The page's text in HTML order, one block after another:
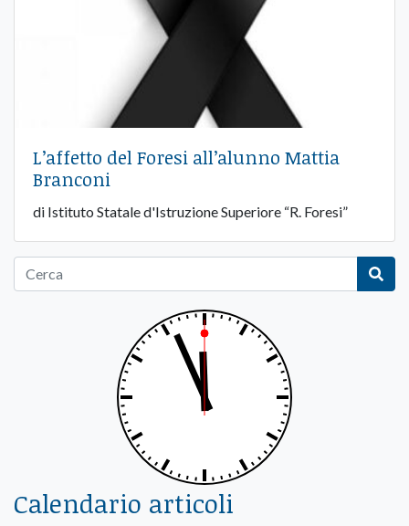
L’affetto del Foresi all’alunno Mattia
Branconi
di Istituto Statale d'Istruzione Superiore “R. Foresi”
Calendario articoli